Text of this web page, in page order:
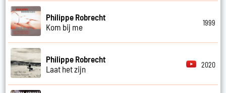
Philippe Robrecht
Kom bij me
1999
Philippe Robrecht
Laat het zijn
2020